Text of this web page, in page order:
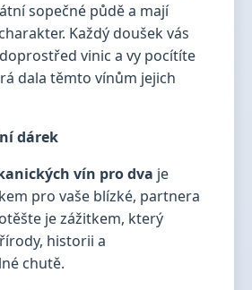
sopečné půdě a mají
Každý doušek vás
vinic a vy pocítíte
dala těmto vínům jejich
dárek
vín pro dva je
pro vaše blízké, partnera
je zážitkem, který
historii a
chutě.